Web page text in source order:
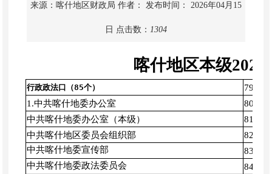
来源：喀什地区财政局 作者： 发布时间： 2026年04月15
日 点击数： 1304
喀什地区本级
行政政法口（85个）
79.喀
1.中共喀什地委办公室
80.喀
中共喀什地委办公室（本级）
81.喀
中共喀什地区委员会组织部
82.新
中共喀什地委宣传部 83.新
中共喀什地委政法委员会 84.喀